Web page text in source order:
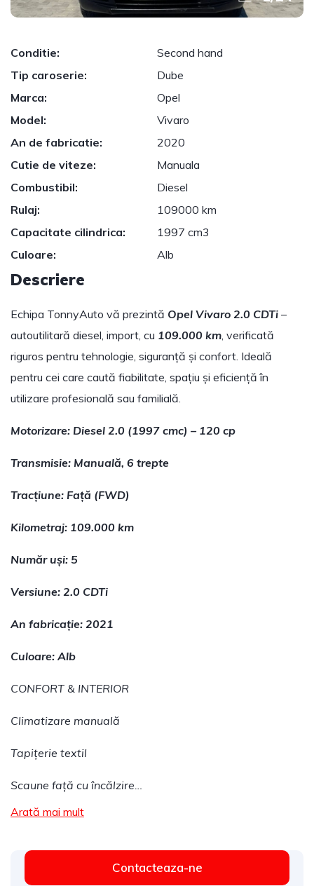
Conditie:
Second hand
Tip caroserie:
Dube
Marca:
Opel
Model:
Vivaro
An de fabricatie:
2020
Cutie de viteze:
Manuala
Combustibil:
Diesel
Rulaj:
109000 km
Capacitate cilindrica:
1997 cm3
Culoare:
Alb
Descriere
Echipa TonnyAuto vă prezintă Opel Vivaro 2.0 CDTi –
autoutilitară diesel, import, cu 109.000 km, verificată
riguros pentru tehnologie, siguranță și confort. Ideală
pentru cei care caută fiabilitate, spațiu și eficiență în
utilizare profesională sau familială.
Motorizare: Diesel 2.0 (1997 cmc) – 120 cp
Transmisie: Manuală, 6 trepte
Tracțiune: Față (FWD)
Kilometraj: 109.000 km
Număr uși: 5
Versiune: 2.0 CDTi
An fabricație: 2021
Culoare: Alb
CONFORT & INTERIOR
Climatizare manuală
Tapițerie textil
Scaune față cu încălzire…
Arată mai mult
Contacteaza-ne